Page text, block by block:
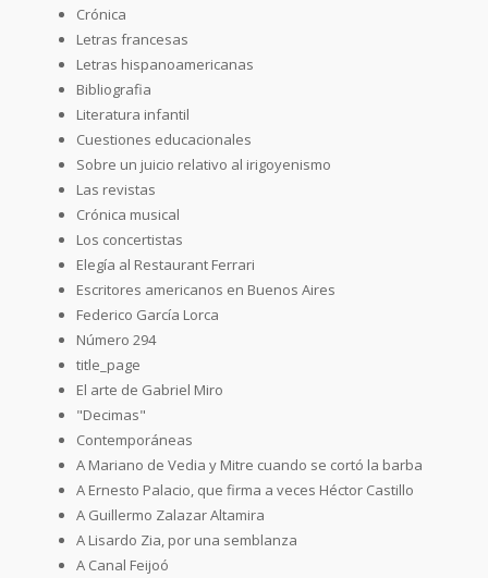
Crónica
Letras francesas
Letras hispanoamericanas
Bibliografia
Literatura infantil
Cuestiones educacionales
Sobre un juicio relativo al irigoyenismo
Las revistas
Crónica musical
Los concertistas
Elegía al Restaurant Ferrari
Escritores americanos en Buenos Aires
Federico García Lorca
Número 294
title_page
El arte de Gabriel Miro
"Decimas"
Contemporáneas
A Mariano de Vedia y Mitre cuando se cortó la barba
A Ernesto Palacio, que firma a veces Héctor Castillo
A Guillermo Zalazar Altamira
A Lisardo Zia, por una semblanza
A Canal Feijoó